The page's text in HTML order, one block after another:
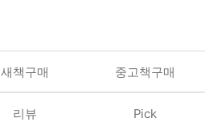
새책구매 중고책구매
리뷰 Pick